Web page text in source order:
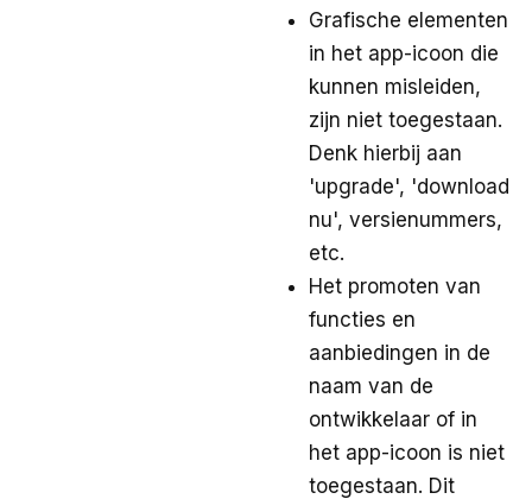
Grafische elementen
in het app-icoon die
kunnen misleiden,
zijn niet toegestaan.
Denk hierbij aan
'upgrade', 'download
nu', versienummers,
etc.
Het promoten van
functies en
aanbiedingen in de
naam van de
ontwikkelaar of in
het app-icoon is niet
toegestaan. Dit